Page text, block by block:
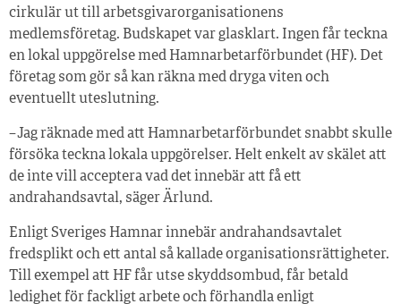
cirkulär ut till arbetsgivarorganisationens
medlemsföretag. Budskapet var glasklart. Ingen får teckna
en lokal uppgörelse med Hamnarbetarförbundet (HF). Det
företag som gör så kan räkna med dryga viten och
eventuellt uteslutning.
– Jag räknade med att Hamnarbetarförbundet snabbt skulle
försöka teckna lokala uppgörelser. Helt enkelt av skälet att
de inte vill acceptera vad det innebär att få ett
andrahandsavtal, säger Ärlund.
Enligt Sveriges Hamnar innebär andrahandsavtalet
fredsplikt och ett antal så kallade organisationsrättigheter.
Till exempel att HF får utse skyddsombud, får betald
ledighet för fackligt arbete och förhandla enligt